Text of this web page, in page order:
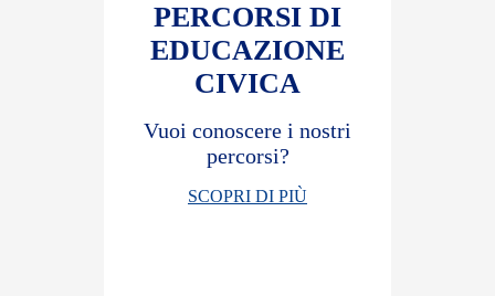
PERCORSI DI
EDUCAZIONE
CIVICA
Vuoi conoscere i nostri
percorsi?
SCOPRI DI PIÙ